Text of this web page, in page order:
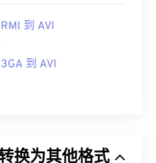
RMI 到 AVI
3GA 到 AVI
换为其他格式